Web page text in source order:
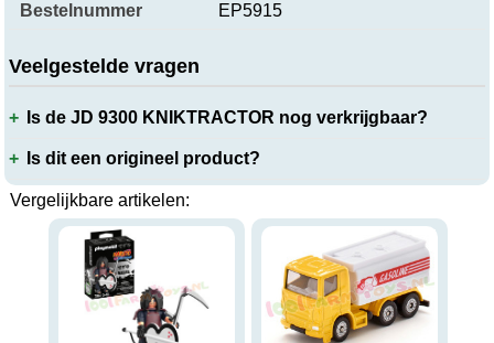
Bestelnummer
EP5915
Veelgestelde vragen
Is de JD 9300 KNIKTRACTOR nog verkrijgbaar?
Is dit een origineel product?
Vergelijkbare artikelen: